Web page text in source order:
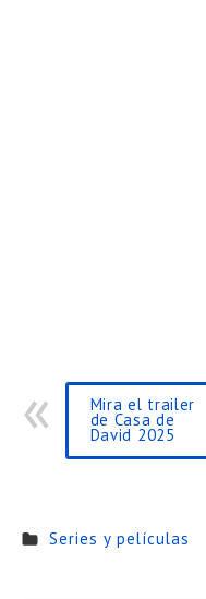
Mira el trailer
de Casa de
David 2025
Series y películas